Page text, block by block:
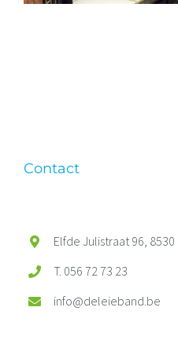
Contact
Elfde Julistraat 96,
T. 056 72 73 23
info@deleieband.be